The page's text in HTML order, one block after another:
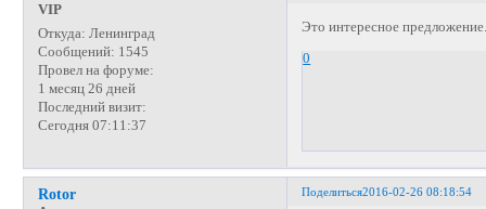
VIP
Откуда: Ленинград
Сообщений: 1545
Провел на форуме:
1 месяц 26 дней
Последний визит:
Сегодня 07:11:37
Это интересное
0
Поделиться2016-02-26 08:18:54
Rotor